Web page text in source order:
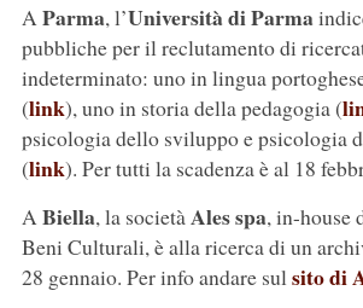
AParma, l’Università di Parma
pubbliche per il reclutamento di
indeterminato: uno in lingua
(link), uno in storia della pedagogia (
psicologia dello sviluppo e psicologia
(link). Per tutti la scadenza è al 18
ABiella, la societàAles spa, in-house
Beni Culturali, è alla ricerca di un
28 gennaio. Per info andare sulsito di